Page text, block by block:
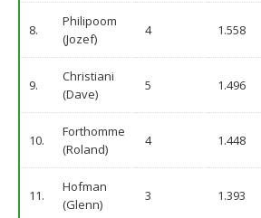
8.
Philipoom
(Jozef)
4 1.558
9.
Christiani
(Dave)
5 1.496
10.
Forthomme
(Roland)
4 1.448
11.
Hofman
(Glenn)
3 1.393